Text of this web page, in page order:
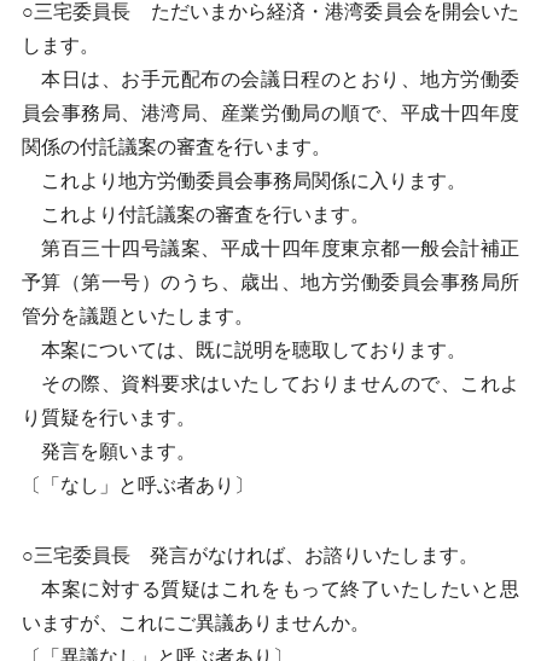
○三宅委員長 ただいまから経済・港湾委員会を開会いた
します。
本日は、お手元配布の会議日程のとおり、地方労働委
員会事務局、港湾局、産業労働局の順で、平成十四年度
関係の付託議案の審査を行います。
これより地方労働委員会事務局関係に入ります。
これより付託議案の審査を行います。
第百三十四号議案、平成十四年度東京都一般会計補正
予算（第一号）のうち、歳出、地方労働委員会事務局所
管分を議題といたします。
本案については、既に説明を聴取しております。
その際、資料要求はいたしておりませんので、これよ
り質疑を行います。
発言を願います。
〔「なし」と呼ぶ者あり〕
○三宅委員長 発言がなければ、お諮りいたします。
本案に対する質疑はこれをもって終了いたしたいと思
いますが、これにご異議ありませんか。
〔「異議なし」と呼ぶ者あり〕